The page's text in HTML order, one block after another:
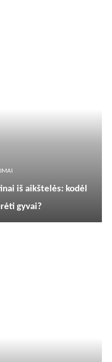
iš aikštelės: kodėl
gyvai?